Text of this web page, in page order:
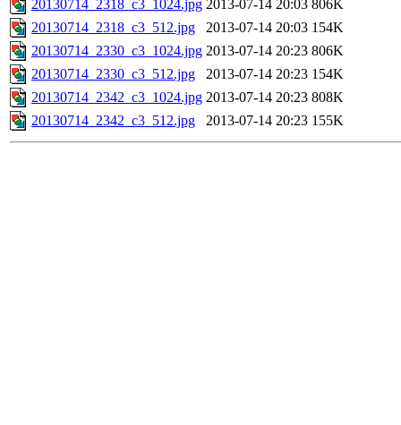
20130714_2318_c3_1024.jpg 2013-07-14 20:03 806K
20130714_2318_c3_512.jpg
2013-07-14 20:03 154K
20130714_2330_c3_1024.jpg 2013-07-14 20:23 806K
20130714_2330_c3_512.jpg
2013-07-14 20:23 154K
20130714_2342_c3_1024.jpg 2013-07-14 20:23 808K
20130714_2342_c3_512.jpg
2013-07-14 20:23 155K